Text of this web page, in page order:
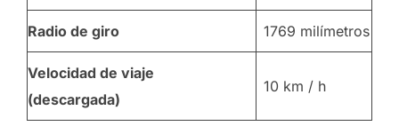
Radio de giro 1769 milímetros
Velocidad de viaje
(descargada)
10 km / h